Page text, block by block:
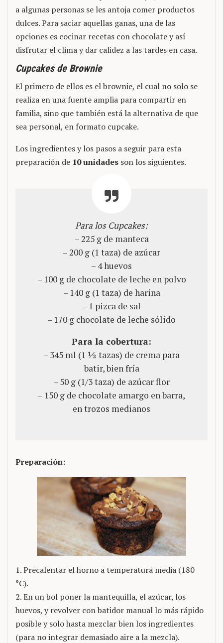
a algunas personas se les antoja comer productos
dulces. Para saciar aquellas ganas, una de las
opciones es cocinar recetas con chocolate y así
disfrutar el clima y dar calidez a las tardes en casa.
Cupcakes de Brownie
El primero de ellos es el brownie, el cual no solo se
realiza en una fuente amplia para compartir en
familia, sino que también está la alternativa de que
sea personal, en formato cupcake.
Los ingredientes y los pasos a seguir para esta
preparación de 10 unidades son los siguientes.
Para los Cupcakes:
– 225 g de manteca
– 200 g (1 taza) de azúcar
– 4 huevos
– 100 g de chocolate de leche en polvo
– 140 g (1 taza) de harina
– 1 pizca de sal
– 170 g chocolate de leche sólido
Para la cobertura:
– 345 ml (1 ½ tazas) de crema para
batir, bien fría
– 50 g (1/3 taza) de azúcar flor
– 150 g de chocolate amargo en barra,
en trozos medianos
Preparación:
1. Precalentar el horno a temperatura media (180
°C).
2. En un bol poner la mantequilla, el azúcar, los
huevos, y revolver con batidor manual lo más rápido
posible y solo hasta mezclar bien los ingredientes
(para no integrar demasiado aire a la mezcla).